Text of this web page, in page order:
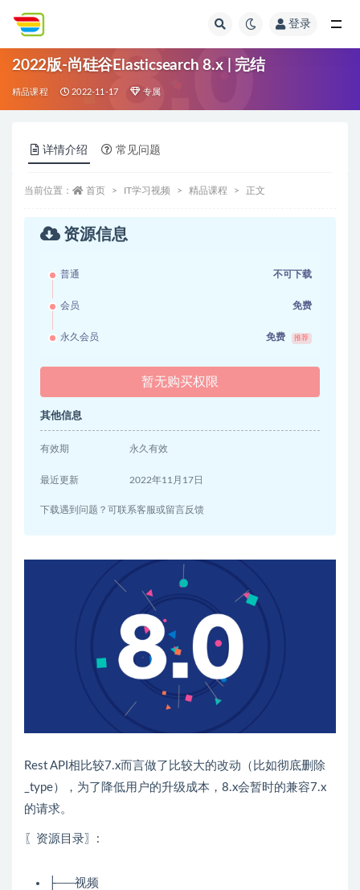
登录
2022版-尚硅谷Elasticsearch 8.x | 完结
精品课程 2022-11-17 专属
详情介绍 常见问题
当前位置： 首页 IT学习视频 精品课程 正文
资源信息
普通 不可下载
会员 免费
永久会员 免费 推荐
暂无购买权限
其他信息
有效期 永久有效
最近更新 2022年11月17日
下载遇到问题？可联系客服或留言反馈
Rest API相比较7.x而言做了比较大的改动（比如彻底删除
_type），为了降低用户的升级成本，8.x会暂时的兼容7.x
的请求。
〖资源目录〗:
├──视频